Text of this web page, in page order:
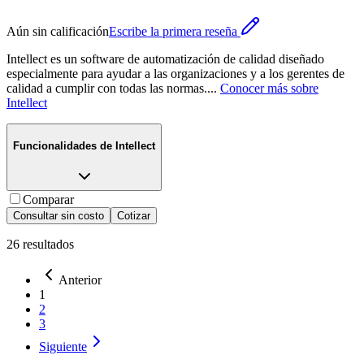
Aún sin calificaciónEscribe la primera reseña
Intellect es un software de automatización de calidad diseñado
especialmente para ayudar a las organizaciones y a los gerentes de
calidad a cumplir con todas las normas.... Conocer más sobre
Intellect
Funcionalidades de Intellect
Comparar
Consultar sin costo Cotizar
26 resultados
Anterior
1
2
3
Siguiente